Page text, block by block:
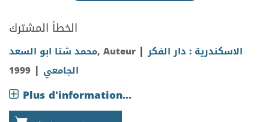
الخطأ المشترك
محمد شتا ابو السعد, Auteur |الاسكندرية : دار الفكر
الجامعي |
1999
Plus d'information...